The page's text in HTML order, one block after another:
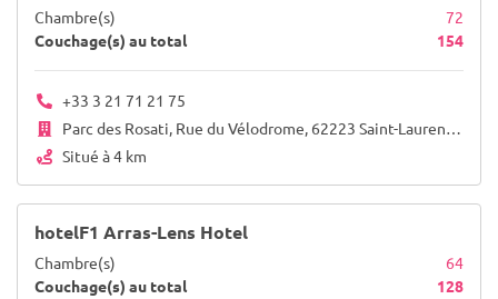
Chambre(s)
72
Couchage(s) au total
154
+33 3 21 71 21 75
Parc des Rosati, Rue du Vélodrome, 62223 Saint-Laurent-Blangy Fampoux 62118
Situé à 4 km
hotelF1 Arras-Lens Hotel
Chambre(s)
64
Couchage(s) au total
128